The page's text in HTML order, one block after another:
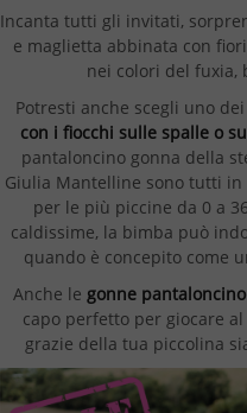
Incanta tutti gli invitati,
e maglietta abbinata con
nei colori del fuxia,
Potresti anche scegli uno
con i fiocchi sulle spalle o
pantaloncino gonna della
Giulia Mantelline sono tutti
per le più piccine da 0 a
caldissime, la bimba può
quando è concepito come
Anche le gonne
capo perfetto per giocare
grazie della tua piccolina